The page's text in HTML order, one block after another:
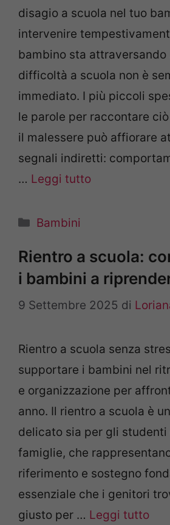
disagio a scuola nel tuo
intervenire
bambino sta attraversando
difficoltà a scuola non è
immediato. I più piccoli
le parole per raccontare
il malessere può affiorare
segnali indiretti:
… Leggi tutto
Categorie
Bambini
Rientro a scuola:
i bambini a
9 Settembre 2025 di
Rientro a scuola senza
supportare i bambini nel
e organizzazione per
anno. Il rientro a scuola è
delicato sia per gli studenti
famiglie, che
riferimento e sostegno
essenziale che i genitori
giusto per … Leggi tutto